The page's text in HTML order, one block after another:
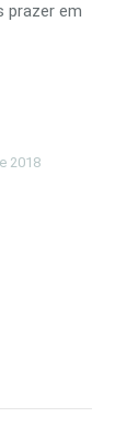
prazer em
2018